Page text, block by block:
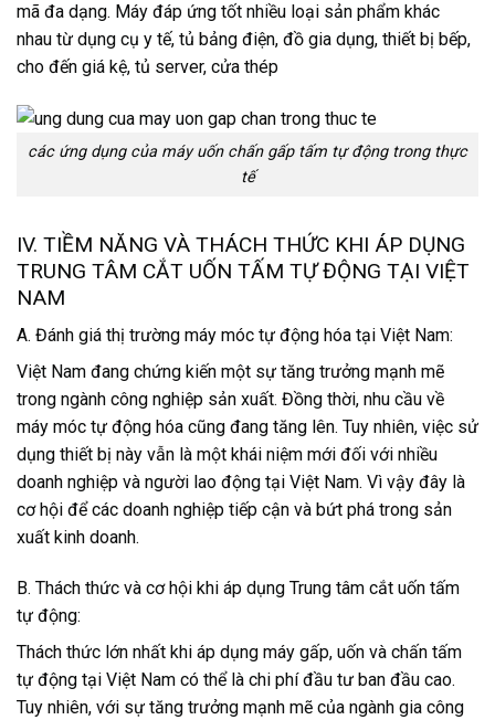
mã đa dạng. Máy đáp ứng tốt nhiều loại sản phẩm khác
nhau từ dụng cụ y tế, tủ bảng điện, đồ gia dụng, thiết bị bếp,
cho đến giá kệ, tủ server, cửa thép
các ứng dụng của máy uốn chấn gấp tấm tự động trong thực
tế
IV. TIỀM NĂNG VÀ THÁCH THỨC KHI ÁP DỤNG
TRUNG TÂM CẮT UỐN TẤM TỰ ĐỘNG TẠI VIỆT
NAM
A. Đánh giá thị trường máy móc tự động hóa tại Việt Nam:
Việt Nam đang chứng kiến một sự tăng trưởng mạnh mẽ
trong ngành công nghiệp sản xuất. Đồng thời, nhu cầu về
máy móc tự động hóa cũng đang tăng lên. Tuy nhiên, việc sử
dụng thiết bị này vẫn là một khái niệm mới đối với nhiều
doanh nghiệp và người lao động tại Việt Nam. Vì vậy đây là
cơ hội để các doanh nghiệp tiếp cận và bứt phá trong sản
xuất kinh doanh.
B. Thách thức và cơ hội khi áp dụng Trung tâm cắt uốn tấm
tự động:
Thách thức lớn nhất khi áp dụng máy gấp, uốn và chấn tấm
tự động tại Việt Nam có thể là chi phí đầu tư ban đầu cao.
Tuy nhiên, với sự tăng trưởng mạnh mẽ của ngành gia công